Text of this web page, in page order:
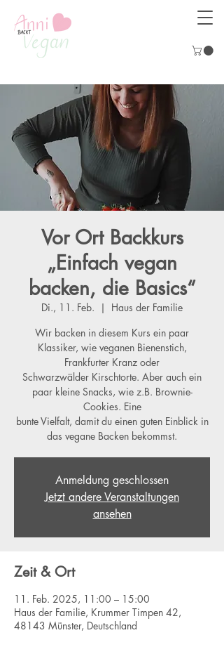
Vor Ort Backkurs
„Einfach vegan
backen, die Basics“
Di., 11. Feb.
  |
Haus der Familie
Wir backen in diesem Kurs ein paar
Klassiker, wie veganen Bienenstich,
Frankfurter Kranz oder
Schwarzwälder Kirschtorte. Aber auch ein
paar kleine Snacks, wie z.B. Brownie-
Cookies. Eine
bunte Vielfalt, damit du einen guten Einblick in
das vegane Backen bekommst.
Anmeldung geschlossen
Jetzt andere Veranstaltungen
ansehen
Zeit & Ort
11. Feb. 2025, 11:00 – 15:00
Haus der Familie, Krummer Timpen 42,
48143 Münster, Deutschland